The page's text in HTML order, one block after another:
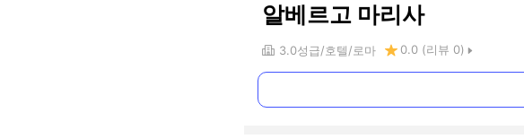
알베르고 마리사
3.0성급 호텔 로마 0.0 (리뷰 0)